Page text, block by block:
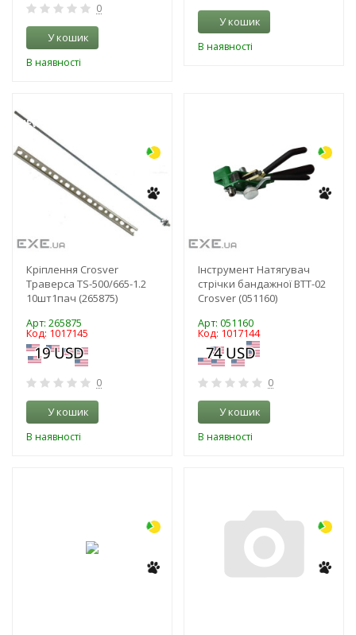
0
У кошик
В наявності
У кошик
В наявності
NEW!
Кріплення Crosver
Траверса TS-500/665-1.2
10шт1пач (265875)
Арт: 265875
Код: 1017145
0
У кошик
В наявності
Інструмент Натягувач
стрічки бандажної BTТ-02
Crosver (051160)
Арт: 051160
Код: 1017144
0
У кошик
В наявності